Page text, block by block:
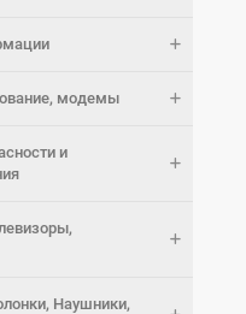
модемы
и
Наушники,